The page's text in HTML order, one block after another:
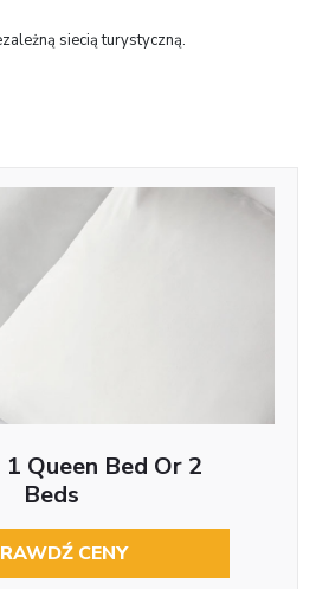
siecią turystyczną.
Queen Bed Or 2
Beds
CENY